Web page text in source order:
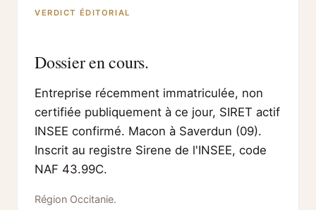
VERDICT ÉDITORIAL
Dossier en cours.
Entreprise récemment immatriculée, non
certifiée publiquement à ce jour, SIRET actif
INSEE confirmé. Macon à Saverdun (09).
Inscrit au registre Sirene de l'INSEE, code
NAF 43.99C.
Région Occitanie.